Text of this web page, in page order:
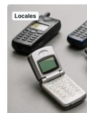
Locales